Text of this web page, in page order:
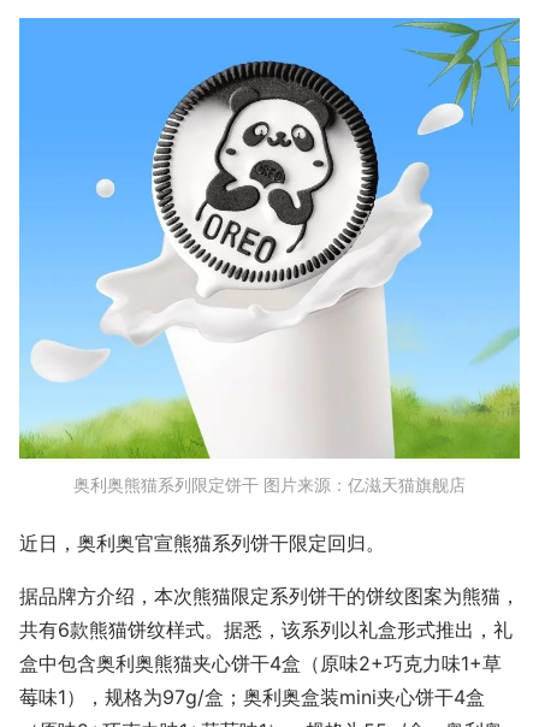
奥利奥熊猫系列限定饼干 图片来源：亿滋天猫旗舰店
近日，奥利奥官宣熊猫系列饼干限定回归。
据品牌方介绍，本次熊猫限定系列饼干的饼纹图案为熊猫，
共有6款熊猫饼纹样式。据悉，该系列以礼盒形式推出，礼
盒中包含奥利奥熊猫夹心饼干4盒（原味2+巧克力味1+草
莓味1），规格为97g/盒；奥利奥盒装mini夹心饼干4盒